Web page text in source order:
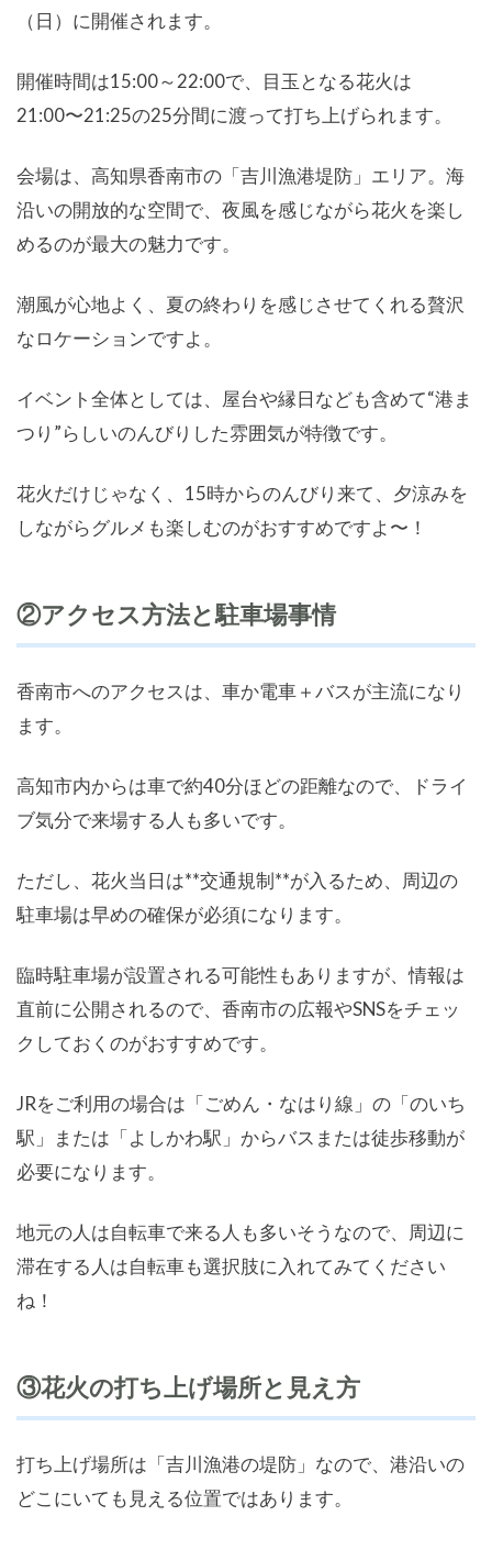
（日）に開催されます。
開催時間は15:00～22:00で、目玉となる花火は
21:00〜21:25の25分間に渡って打ち上げられます。
会場は、高知県香南市の「吉川漁港堤防」エリア。海
沿いの開放的な空間で、夜風を感じながら花火を楽し
めるのが最大の魅力です。
潮風が心地よく、夏の終わりを感じさせてくれる贅沢
なロケーションですよ。
イベント全体としては、屋台や縁日なども含めて“港ま
つり”らしいのんびりした雰囲気が特徴です。
花火だけじゃなく、15時からのんびり来て、夕涼みを
しながらグルメも楽しむのがおすすめですよ〜！
②アクセス方法と駐車場事情
香南市へのアクセスは、車か電車＋バスが主流になり
ます。
高知市内からは車で約40分ほどの距離なので、ドライ
ブ気分で来場する人も多いです。
ただし、花火当日は**交通規制**が入るため、周辺の
駐車場は早めの確保が必須になります。
臨時駐車場が設置される可能性もありますが、情報は
直前に公開されるので、香南市の広報やSNSをチェッ
クしておくのがおすすめです。
JRをご利用の場合は「ごめん・なはり線」の「のいち
駅」または「よしかわ駅」からバスまたは徒歩移動が
必要になります。
地元の人は自転車で来る人も多いそうなので、周辺に
滞在する人は自転車も選択肢に入れてみてください
ね！
③花火の打ち上げ場所と見え方
打ち上げ場所は「吉川漁港の堤防」なので、港沿いの
どこにいても見える位置ではあります。